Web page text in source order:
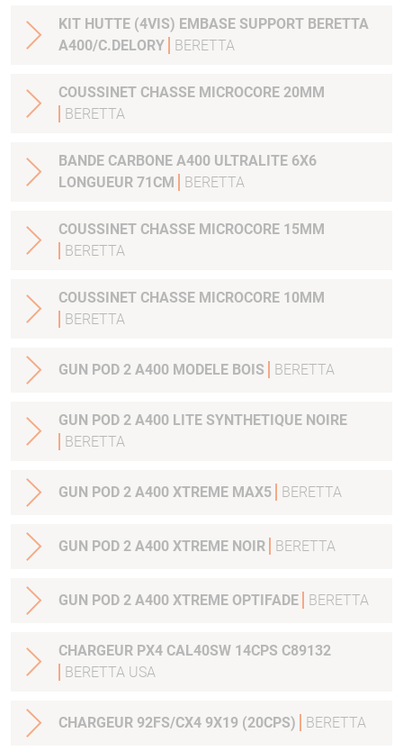
KIT HUTTE (4VIS) EMBASE SUPPORT BERETTA
A400/C.DELORY
BERETTA
COUSSINET CHASSE MICROCORE 20MM
BERETTA
BANDE CARBONE A400 ULTRALITE 6X6
LONGUEUR 71CM
BERETTA
COUSSINET CHASSE MICROCORE 15MM
BERETTA
COUSSINET CHASSE MICROCORE 10MM
BERETTA
GUN POD 2 A400 MODELE BOIS BERETTA
GUN POD 2 A400 LITE SYNTHETIQUE NOIRE
BERETTA
GUN POD 2 A400 XTREME MAX5 BERETTA
GUN POD 2 A400 XTREME NOIR BERETTA
GUN POD 2 A400 XTREME OPTIFADE BERETTA
CHARGEUR PX4 CAL40SW 14CPS C89132
BERETTA USA
CHARGEUR 92FS/CX4 9X19 (20CPS) BERETTA